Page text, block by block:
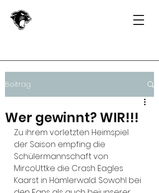
Beitrag
Wer gewinnt? WIR!!!
Zu ihrem vorletzten Heimspiel
der Saison empfing die
Schülermannschaft von
MircoUttke die Crash Eagles
Kaarst in Hämlerwald. Sowohl bei